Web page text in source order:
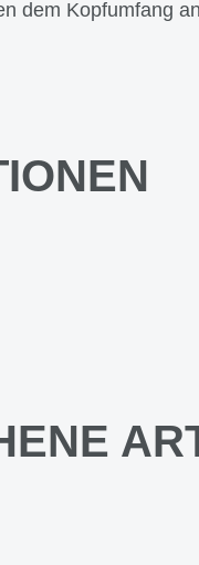
dem Kopfumfang an